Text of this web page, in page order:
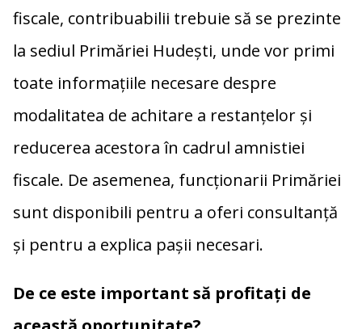
fiscale, contribuabilii trebuie să se prezinte
la sediul Primăriei Hudești, unde vor primi
toate informațiile necesare despre
modalitatea de achitare a restanțelor și
reducerea acestora în cadrul amnistiei
fiscale. De asemenea, funcționarii Primăriei
sunt disponibili pentru a oferi consultanță
și pentru a explica pașii necesari.
De ce este important să profitați de